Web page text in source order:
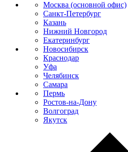
Москва (основной офис)
Санкт-Петербург
Казань
Нижний Новгород
Екатеринбург
Новосибирск
Краснодар
Уфа
Челябинск
Самара
Пермь
Ростов-на-Дону
Волгоград
Якутск